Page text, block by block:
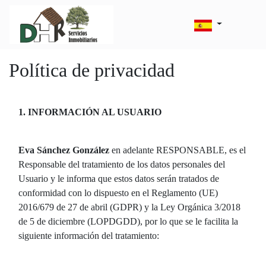
Política de privacidad
1. INFORMACIÓN AL USUARIO
Eva Sánchez González en adelante RESPONSABLE, es el
Responsable del tratamiento de los datos personales del
Usuario y le informa que estos datos serán tratados de
conformidad con lo dispuesto en el Reglamento (UE)
2016/679 de 27 de abril (GDPR) y la Ley Orgánica 3/2018
de 5 de diciembre (LOPDGDD), por lo que se le facilita la
siguiente información del tratamiento: